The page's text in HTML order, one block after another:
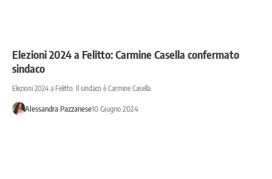
Elezioni 2024 a Felitto: Carmine Casella confermato
sindaco
Elezioni 2024 a Felitto. Il sindaco è Carmine Casella
Alessandra Pazzanese10 Giugno 2024